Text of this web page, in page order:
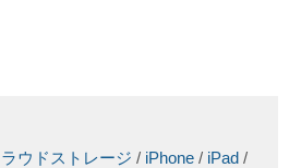
ラウドストレージ / iPhone / iPad /